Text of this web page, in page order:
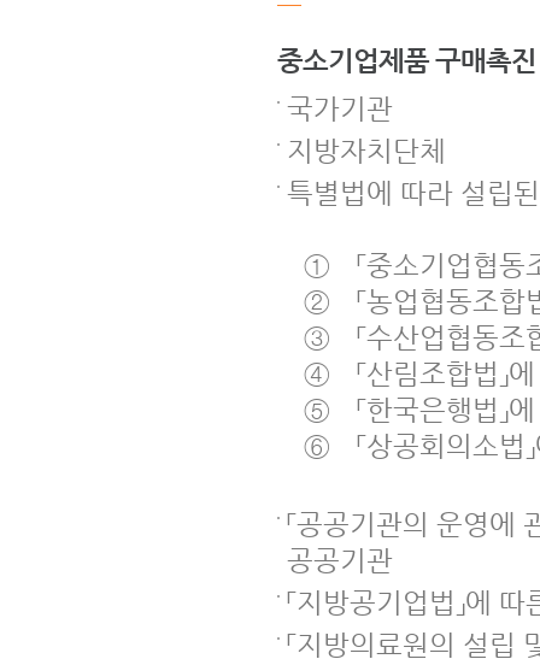
중소기업제품 구매촉
국가기관
지방자치단체
특별법에 따라 설립
① 「중소기업협동
② 「농업협동조합
③ 「수산업협동조
④ 「산림조합법」
⑤ 「한국은행법」
⑥ 「상공회의소법
「공공기관의 운영에
공공기관
「지방공기업법」에
「지방의료원의 설립